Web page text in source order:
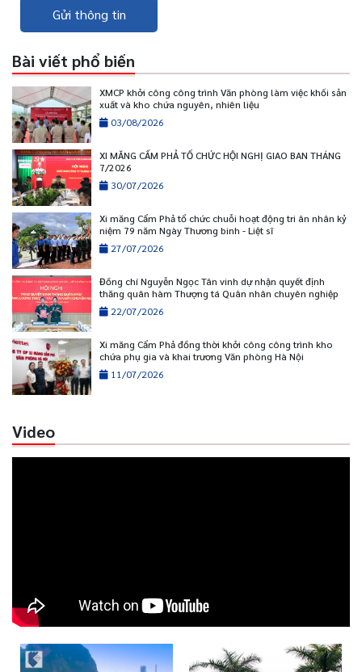
Gửi thông tin
Bài viết phổ biến
XMCP khởi công công trình Văn phòng làm việc khối sản
xuất và kho chứa nguyên, nhiên liệu
03/08/2026
XI MĂNG CẨM PHẢ TỔ CHỨC HỘI NGHỊ GIAO BAN THÁNG
7/2026
30/07/2026
Xi măng Cẩm Phả tổ chức chuỗi hoạt động tri ân nhân kỷ
niệm 79 năm Ngày Thương binh - Liệt sĩ
27/07/2026
Đồng chí Nguyễn Ngọc Tân vinh dự nhận quyết định
thăng quân hàm Thượng tá Quân nhân chuyên nghiệp
22/07/2026
Xi măng Cẩm Phả đồng thời khởi công công trình kho
chứa phụ gia và khai trương Văn phòng Hà Nội
11/07/2026
Video